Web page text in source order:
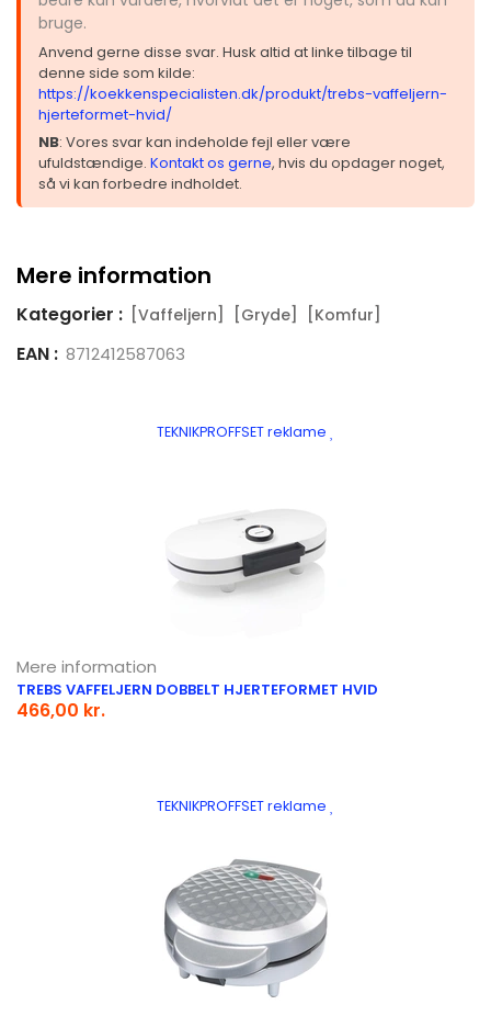
bruge.
Anvend gerne disse svar. Husk altid at linke tilbage til
denne side som kilde:
https://koekkenspecialisten.dk/produkt/trebs-vaffeljern-
hjerteformet-hvid/
NB: Vores svar kan indeholde fejl eller være
ufuldstændige. Kontakt os gerne, hvis du opdager noget,
så vi kan forbedre indholdet.
Mere information
Kategorier : [Vaffeljern] [Gryde] [Komfur]
EAN : 8712412587063
TEKNIKPROFFSET reklame
Mere information
TREBS VAFFELJERN DOBBELT HJERTEFORMET HVID
466,00 kr.
TEKNIKPROFFSET reklame